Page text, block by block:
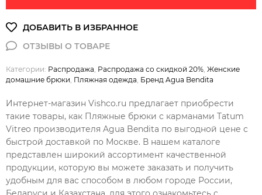
Категории: Распродажа Распродажа со скидкой 20% Женские
домашние брюки Пляжная одежда Бренд Agua Bendita
Интернет-магазин Vishco.ru предлагает приобрести
такие товары, как Пляжные брюки с карманами Tatum
Vitreo производителя Agua Bendita по выгодной цене с
быстрой доставкой по Москве. В нашем каталоге
представлен широкий ассортимент качественной
продукции, которую вы можете заказать и получить
удобным для вас способом в любом городе России,